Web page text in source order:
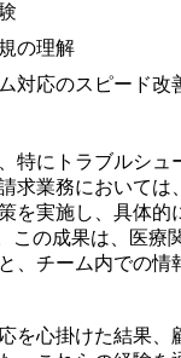
の理解
対応のスピード改
特にトラブルシュ
求業務においては
を実施し、具体的
この成果は、医療
、チーム内での情
を心掛けた結果、